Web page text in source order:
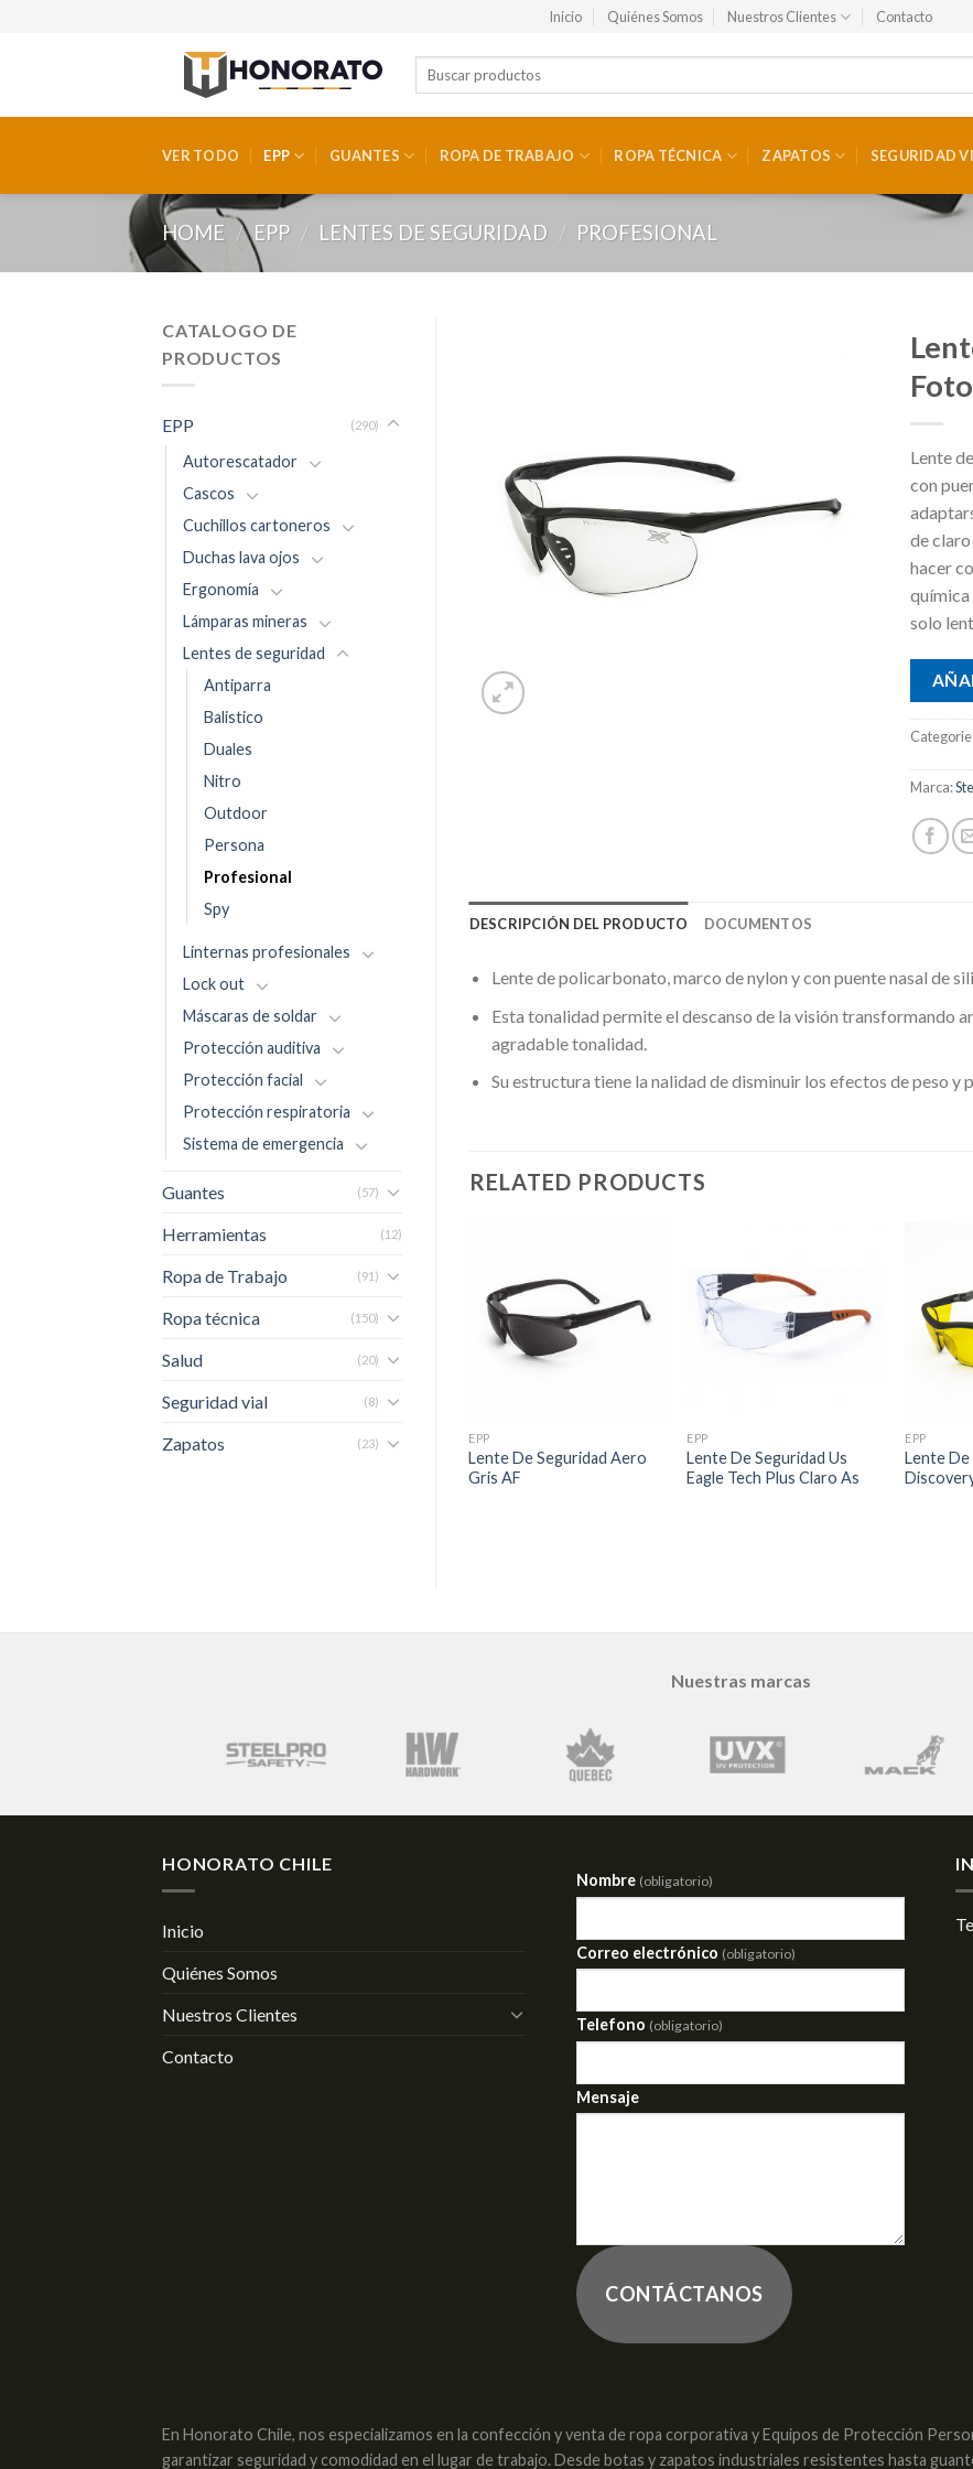
Inicio Quiénes Somos Nuestros Clientes Contacto
VER TODO EPP GUANTES ROPA DE TRABAJO ROPA TÉCNICA ZAPATOS SEGURIDAD
HOME / EPP / LENTES DE SEGURIDAD / PROFESIONAL
CATALOGO DE
PRODUCTOS
EPP (290)
Autorescatador
Cascos
Cuchillos cartoneros
Duchas lava ojos
Ergonomía
Lámparas mineras
Lentes de seguridad
Antiparra
Balistico
Duales
Nitro
Outdoor
Persona
Profesional
Spy
Linternas profesionales
Lock out
Máscaras de soldar
Protección auditiva
Protección facial
Protección respiratoria
Sistema de emergencia
Guantes (57)
Herramientas (12)
Ropa de Trabajo (91)
Ropa técnica (150)
Salud (20)
Seguridad vial (8)
Zapatos (23)
Lente
con
de claro
hacer
química
solo
Marca:
DESCRIPCIÓN DEL PRODUCTO DOCUMENTOS
Lente de policarbonato, marco de nylon y con puente nasal de
Esta tonalidad permite el descanso de la visión transformando
agradable tonalidad.
Su estructura tiene la nalidad de disminuir los efectos de peso y
RELATED PRODUCTS
EPP
Lente De Seguridad Aero
Gris AF
EPP
Lente De Seguridad Us
Eagle Tech Plus Claro As
EPP
Lente De
Lente De Seguridad Us
Nuestras marcas
HONORATO CHILE
Inicio
Quiénes Somos
Nuestros Clientes
Contacto
Nombre (obligatorio)
Correo electrónico (obligatorio)
Telefono (obligatorio)
Mensaje
CONTÁCTANOS
En Honorato Chile, nos especializamos en la confección y venta de ropa corporativa y Equipos de Protección
garantizar seguridad y comodidad en el lugar de trabajo. Desde botas y zapatos industriales resistentes hasta